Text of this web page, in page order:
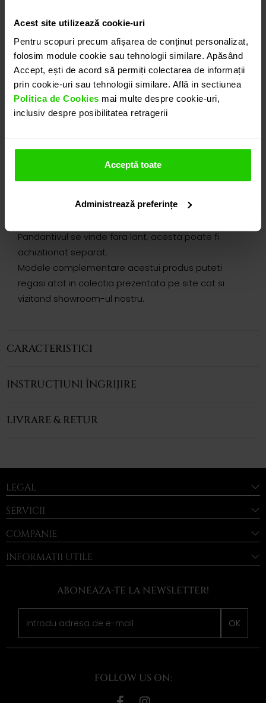
Acest site utilizează cookie-uri
Pentru scopuri precum afișarea de conținut personalizat,
folosim module cookie sau tehnologii similare. Apăsând
Accept, ești de acord să permiți colectarea de informații
prin cookie-uri sau tehnologii similare. Află in sectiunea
Politica de Cookies mai multe despre cookie-uri,
inclusiv despre posibilitatea retragerii
Acceptă toate
Administrează preferințe
PROGRAMEAZĂ O ÎNTÂLNIRE
DETALII
PANDANTIV GALA DIN AUR DE 18k CU TOPAZ SI
aur alb de 18k este o bijuterie care nu trece
diamante albe cu taietura rotunda de diferite
Pandantivul se vinde fara lant, acesta poate fi
achizitionat separat.
Modele complementare acestui produs puteti
regasi atat in colectia prezentata pe site cat si
vizitand showroom-ul nostru.
CARACTERISTICI
INSTRUCȚIUNI ÎNGRIJIRE
LIVRARE & RETUR
LEGAL
SERVICII
COMPANIE
INFORMAȚII UTILE
ABONEAZA-TE LA NEWSLETTER!
OK
FOLLOW US ON: